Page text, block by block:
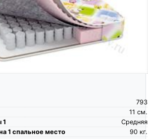
793
см.
11
1
Средняя
1 спальное место
кг.
90